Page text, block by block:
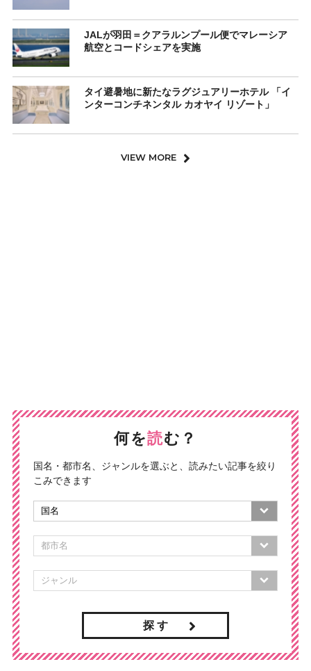
JALが羽田＝クアラルンプール便でマレーシア
航空とコードシェアを実施
タイ避暑地に新たなラグジュアリーホテル 「イ
ンターコンチネンタル カオヤイ リゾート」
VIEW MORE
何を読む？
国名・都市名、ジャンルを選ぶと、読みたい記事を絞り
こみできます
探 す